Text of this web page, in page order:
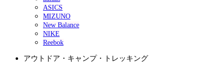
ASICS
MIZUNO
New Balance
NIKE
Reebok
アウトドア・キャンプ・トレッキング